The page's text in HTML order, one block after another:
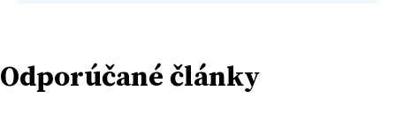
Odporúčané články